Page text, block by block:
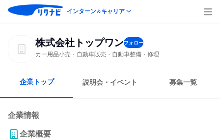
インターン＆キャリア
株式会社トップワンフォロー
カー用品小売・自動車販売・自動車整備・修理
企業トップ 説明会・イベント 募集一覧
企業情報
企業概要